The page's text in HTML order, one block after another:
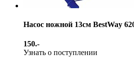
Насос ножной 13см BestWay
150.-
Узнать о поступлении